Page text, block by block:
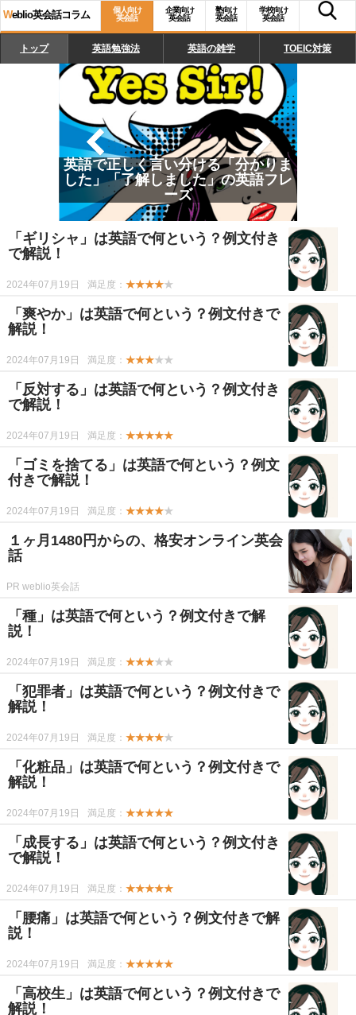
Weblio英会話コラム
個人向け
英会話
企業向け
英会話
塾向け
英会話
学校向け
英会話
トップ 英語勉強法 英語の雑学 TOEIC対策
英語で正しく言い分ける「分かりま
した」「了解しました」の英語フレ
ーズ
英語の「日付」の正しい読み方、書
き方、使い方
「ギリシャ」は英語で何という？例文付き
で解説！
2024年07月19日 満足度： ★★★★★
「爽やか」は英語で何という？例文付きで
解説！
2024年07月19日 満足度： ★★★★★
「反対する」は英語で何という？例文付き
で解説！
2024年07月19日 満足度： ★★★★★
「ゴミを捨てる」は英語で何という？例文
付きで解説！
2024年07月19日 満足度： ★★★★★
１ヶ月1480円からの、格安オンライン英会
話
PR weblio英会話
「種」は英語で何という？例文付きで解
説！
2024年07月19日 満足度： ★★★★★
「犯罪者」は英語で何という？例文付きで
解説！
2024年07月19日 満足度： ★★★★★
「化粧品」は英語で何という？例文付きで
解説！
2024年07月19日 満足度： ★★★★★
「成長する」は英語で何という？例文付き
で解説！
2024年07月19日 満足度： ★★★★★
「腰痛」は英語で何という？例文付きで解
説！
2024年07月19日 満足度： ★★★★★
「高校生」は英語で何という？例文付きで
解説！